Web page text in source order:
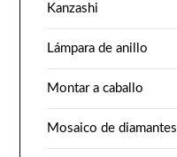
Kanzashi
Lámpara de anillo
Montar a caballo
Mosaico de diamantes